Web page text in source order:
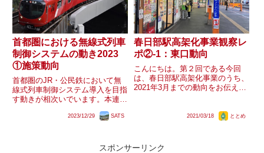
首都圏における無線式列車
制御システムの動き2023
①施策動向
首都圏のJR・公民鉄において無
線式列車制御システム導入を目指
す動きが相次いでいます。本連載
ことで、在来線向け無線式列車制
2023/12/29 SATS
春日部駅高架化事業観察レ
ポ②-1：東口動向
こんにちは。第２回である今回
は、春日部駅高架化事業のうち、
2021年3月までの動向をお伝えし
ナントビルの解体完了 移設先交
2021/03/18 ととめ
スポンサーリンク